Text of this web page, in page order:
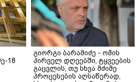
18
გიორგი ბარამიძე - ომის
პირველ დღეებში, ტყვეების
გაცვლის, თუ სხვა მძიმე
პროცესების აღსაწერად,